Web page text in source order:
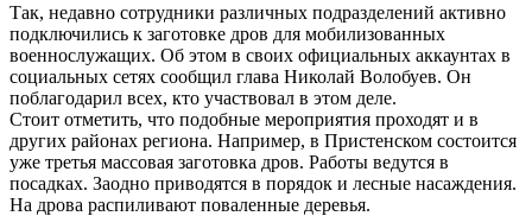
Так, недавно сотрудники различных подразделений активно
подключились к заготовке дров для мобилизованных
военнослужащих. Об этом в своих официальных аккаунтах в
социальных сетях сообщил глава Николай Волобуев. Он
поблагодарил всех, кто участвовал в этом деле.
Стоит отметить, что подобные мероприятия проходят и в
других районах региона. Например, в Пристенском состоится
уже третья массовая заготовка дров. Работы ведутся в
посадках. Заодно приводятся в порядок и лесные насаждения.
На дрова распиливают поваленные деревья.